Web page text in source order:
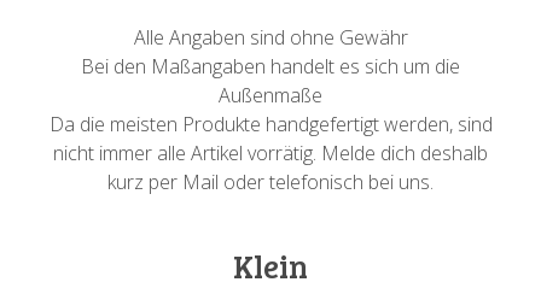
Alle Angaben sind ohne Gewähr
Bei den Maßangaben handelt es sich um die
Außenmaße
Da die meisten Produkte handgefertigt werden, sind
nicht immer alle Artikel vorrätig. Melde dich deshalb
kurz per Mail oder telefonisch bei uns.
Klein